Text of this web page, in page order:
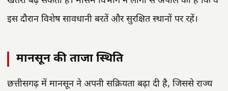
इस दौरान विशेष सावधानी बरतें और सुरक्षित स्थानों पर रहें।
मानसून की ताजा स्थिति
छत्तीसगढ़ में मानसून ने अपनी सक्रियता बढ़ा दी है, जिससे राज्य